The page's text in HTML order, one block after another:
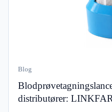
Blog
distributører: